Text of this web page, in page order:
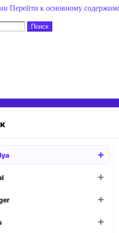
Перейти к основному
Поиск
+
+
+
+